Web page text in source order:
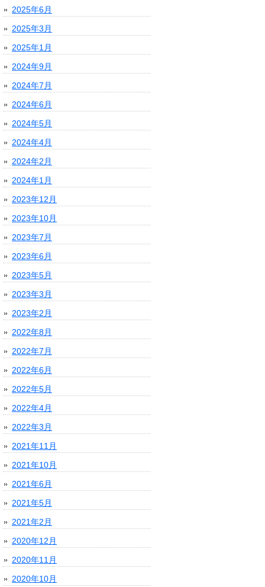
2025年6月
2025年3月
2025年1月
2024年9月
2024年7月
2024年6月
2024年5月
2024年4月
2024年2月
2024年1月
2023年12月
2023年10月
2023年7月
2023年6月
2023年5月
2023年3月
2023年2月
2022年8月
2022年7月
2022年6月
2022年5月
2022年4月
2022年3月
2021年11月
2021年10月
2021年6月
2021年5月
2021年2月
2020年12月
2020年11月
2020年10月